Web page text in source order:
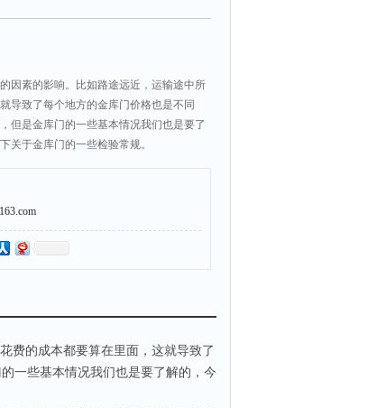
因素的影响。比如路途远近，运输途中所
导致了每个地方的金库门价格也是不同
但是金库门的一些基本情况我们也是要了
关于金库门的一些检验常规。
费的成本都要算在里面，这就导致了
一些基本情况我们也是要了解的，今